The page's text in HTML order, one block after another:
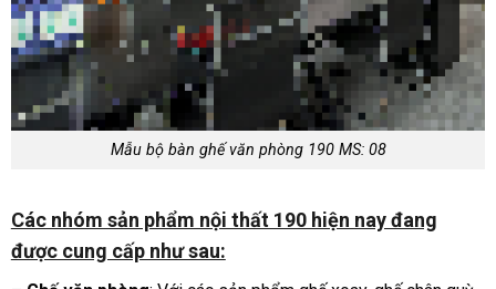
Mẫu bộ bàn ghế văn phòng 190 MS: 08
Các nhóm sản phẩm nội thất 190 hiện nay đang
được cung cấp như sau: